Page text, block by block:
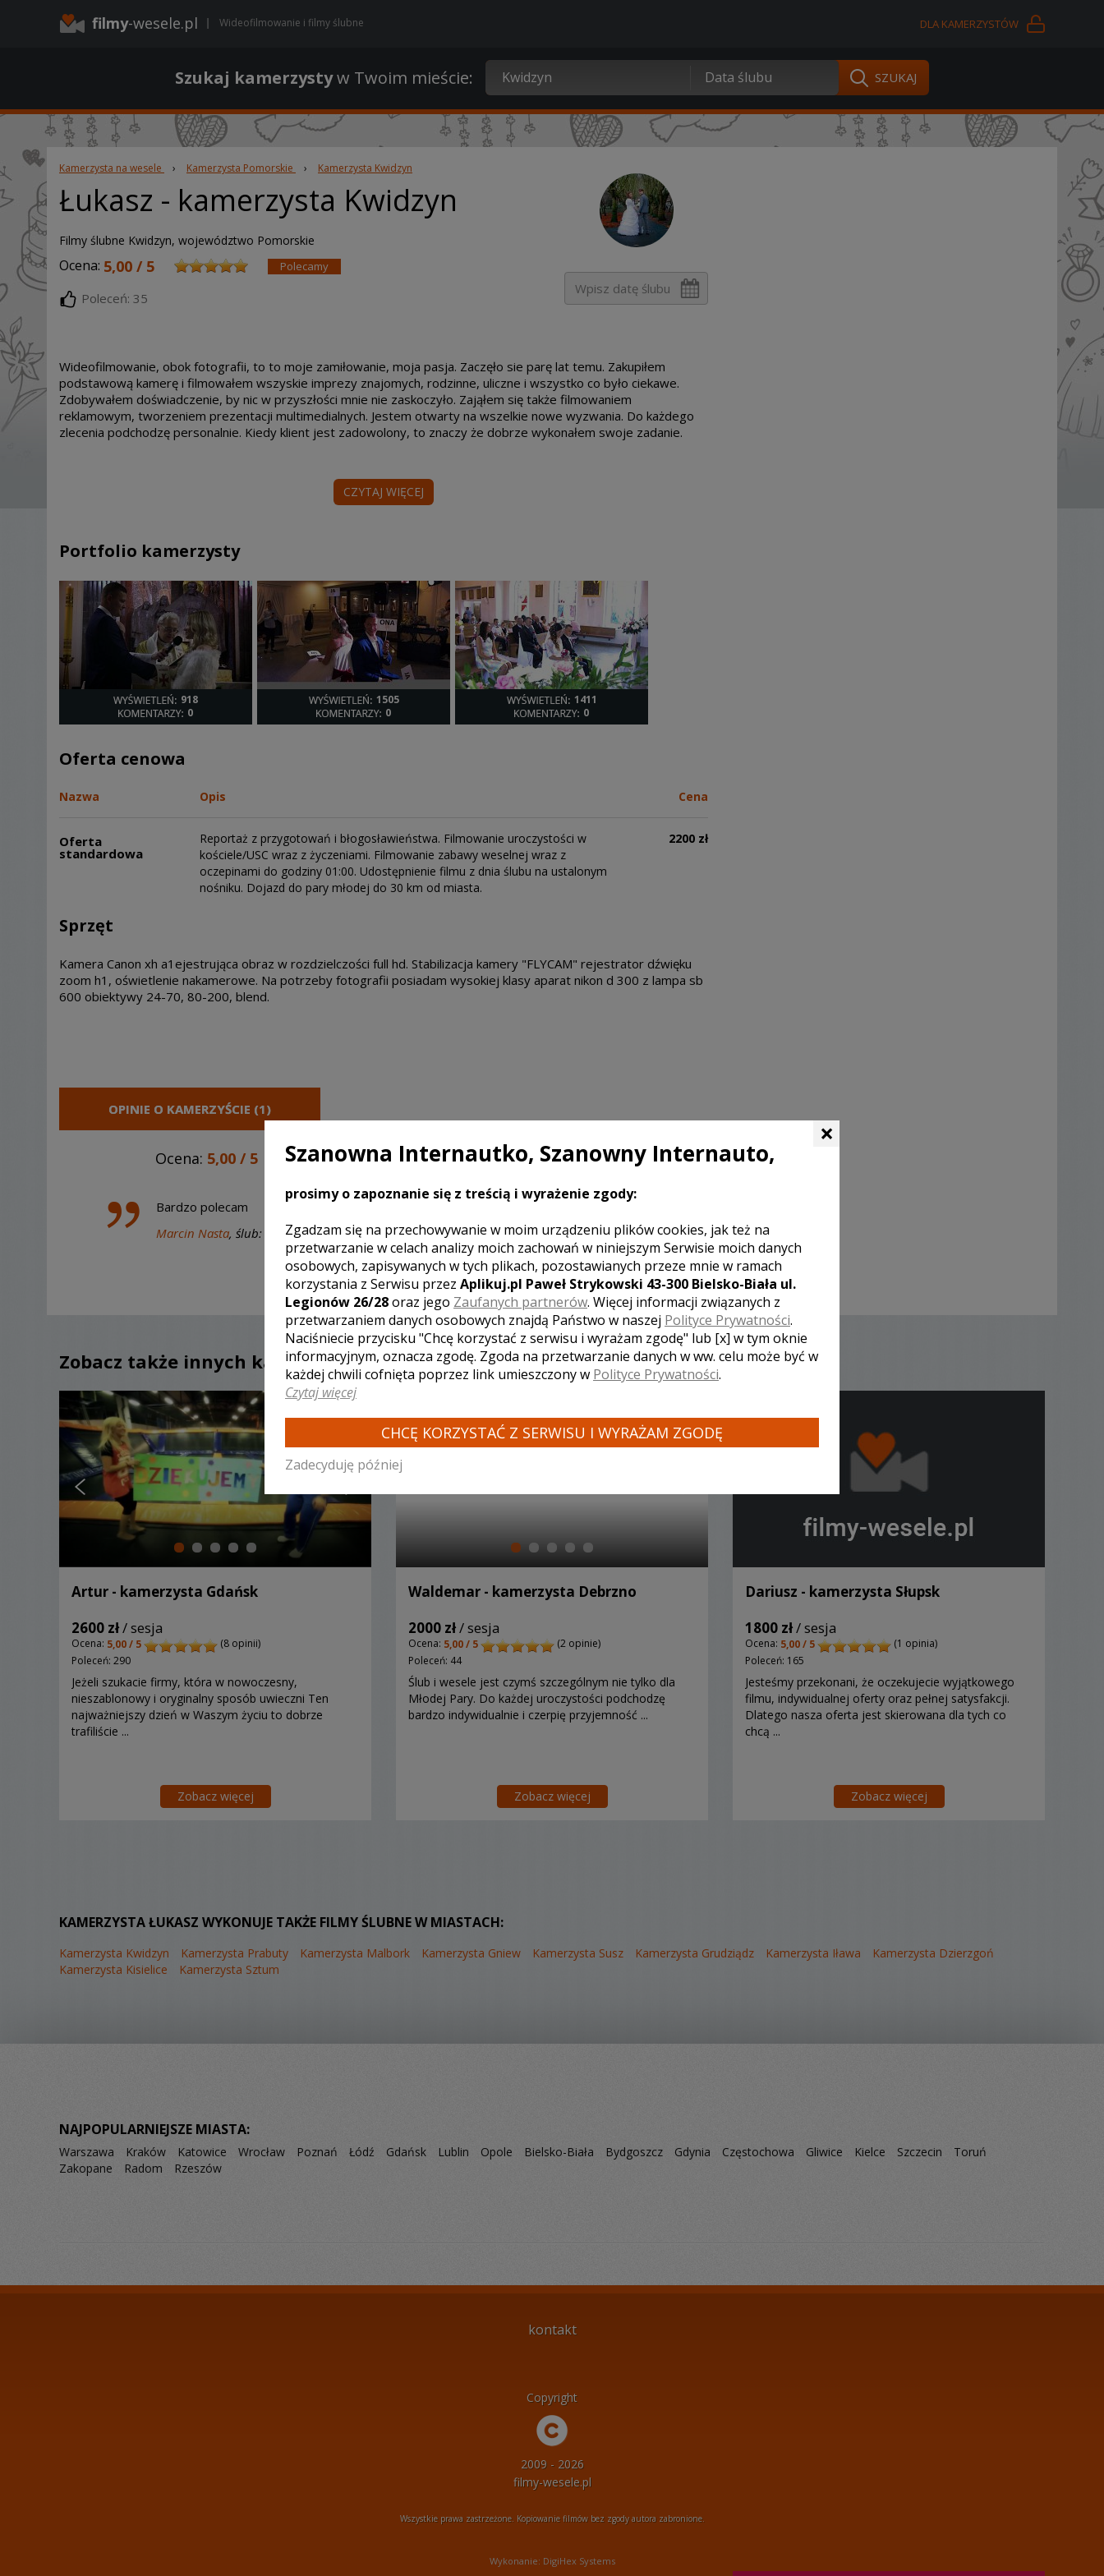
filmy-wesele.pl Wideofilmowanie i filmy ślubne DLA KAMERZYSTÓW
Szukaj kamerzystyw Twoim mieście:
Kamerzysta na wesele › Kamerzysta Pomorskie › Kamerzysta Kwidzyn
Łukasz - kamerzysta Kwidzyn
Filmy ślubne Kwidzyn, województwo Pomorskie
Ocena: 5,00 / 5 Polecamy
Poleceń: 35
Wideofilmowanie, obok fotografii, to to moje zamiłowanie, moja pasja. Zaczęło sie parę lat temu. Zakupiłem
podstawową kamerę i filmowałem wszyskie imprezy znajomych, rodzinne, uliczne i wszystko co było ciekawe.
Zdobywałem doświadczenie, by nic w przyszłości mnie nie zaskoczyło. Zająłem się także filmowaniem
reklamowym, tworzeniem prezentacji multimedialnych. Jestem otwarty na wszelkie nowe wyzwania. Do każdego
zlecenia podchodzę personalnie. Kiedy klient jest zadowolony, to znaczy że dobrze wykonałem swoje zadanie.
CZYTAJ WIĘCEJ
Portfolio kamerzysty
918
0
1505
0
1411
0
Oferta cenowa
Nazwa Opis Cena
Oferta
standardowa
Reportaż z przygotowań i błogosławieństwa. Filmowanie uroczystości w
kościele/USC wraz z życzeniami. Filmowanie zabawy weselnej wraz z
oczepinami do godziny 01:00. Udostępnienie filmu z dnia ślubu na ustalonym
nośniku. Dojazd do pary młodej do 30 km od miasta.
2200 zł
Sprzęt
Kamera Canon xh a1ejestrująca obraz w rozdzielczości full hd. Stabilizacja kamery "FLYCAM" rejestrator dźwięku
zoom h1, oświetlenie nakamerowe. Na potrzeby fotografii posiadam wysokiej klasy aparat nikon d 300 z lampa sb
600 obiektywy 24-70, 80-200, blend.
OPINIE O KAMERZYŚCIE (1)
Ocena: 5,00 / 5
Bardzo polecam
Marcin Nasta, ślub: 2020-07-18
Zobacz także innych kamerzystów
Artur - kamerzysta Gdańsk
2600 zł/ sesja
Ocena: 5,00 / 5
(8 opinii)
Poleceń: 290
Jeżeli szukacie firmy, która w nowoczesny,
nieszablonowy i oryginalny sposób uwieczni Ten
najważniejszy dzień w Waszym życiu to dobrze
trafiliście ...
Zobacz więcej
Waldemar - kamerzysta Debrzno
2000 zł/ sesja
Ocena: 5,00 / 5
(2 opinie)
Poleceń: 44
Ślub i wesele jest czymś szczególnym nie tylko dla
Młodej Pary. Do każdej uroczystości podchodzę
bardzo indywidualnie i czerpię przyjemność ...
Zobacz więcej
Dariusz - kamerzysta Słupsk
1800 zł/ sesja
Ocena: 5,00 / 5
(1 opinia)
Poleceń: 165
Jesteśmy przekonani, że oczekujecie wyjątkowego
filmu, indywidualnej oferty oraz pełnej satysfakcji.
Dlatego nasza oferta jest skierowana dla tych co
chcą ...
Zobacz więcej
KAMERZYSTA ŁUKASZ WYKONUJE TAKŻE FILMY ŚLUBNE W MIASTACH:
Kamerzysta Kwidzyn Kamerzysta Prabuty Kamerzysta Malbork Kamerzysta Gniew Kamerzysta Susz Kamerzysta Grudziądz Kamerzysta Iława
Kamerzysta Dzierzgoń
Kamerzysta Kisielice
Kamerzysta Sztum
NAJPOPULARNIEJSZE MIASTA:
Warszawa Kraków Katowice Wrocław Poznań Łódź Gdańsk Lublin Opole Bielsko-Biała Bydgoszcz Gdynia Częstochowa Gliwice Kielce Szczecin
Toruń
Zakopane
Radom Rzeszów
kontakt
Copyright
2009 - 2026
filmy-wesele.pl
Wszystkie prawa zastrzeżone. Kopiowanie filmów bez zgody autora zabronione.
Wykonanie: DigiHex Systems
×
Szanowna Internautko, Szanowny Internauto,
prosimy o zapoznanie się z treścią i wyrażenie zgody:
Zgadzam się na przechowywanie w moim urządzeniu plików cookies, jak też na
przetwarzanie w celach analizy moich zachowań w niniejszym Serwisie moich danych
osobowych, zapisywanych w tych plikach, pozostawianych przeze mnie w ramach
korzystania z Serwisu przez Aplikuj.pl Paweł Strykowski 43-300 Bielsko-Biała ul.
Legionów 26/28oraz jego Zaufanych partnerów. Więcej informacji związanych z
przetwarzaniem danych osobowych znajdą Państwo w naszej Polityce Prywatności.
Naciśniecie przycisku "Chcę korzystać z serwisu i wyrażam zgodę" lub [x] w tym oknie
informacyjnym, oznacza zgodę. Zgoda na przetwarzanie danych w ww. celu może być w
każdej chwili cofnięta poprzez link umieszczony w Polityce Prywatności.
Czytaj więcej
CHCĘ KORZYSTAĆ Z SERWISU I WYRAŻAM ZGODĘ
Zadecyduję później